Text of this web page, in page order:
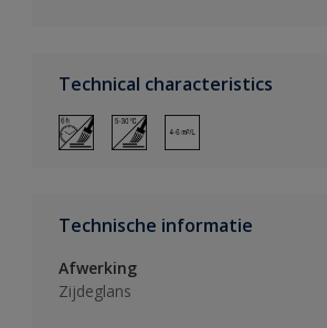
Technical characteristics
Technische informatie
Afwerking
Zijdeglans